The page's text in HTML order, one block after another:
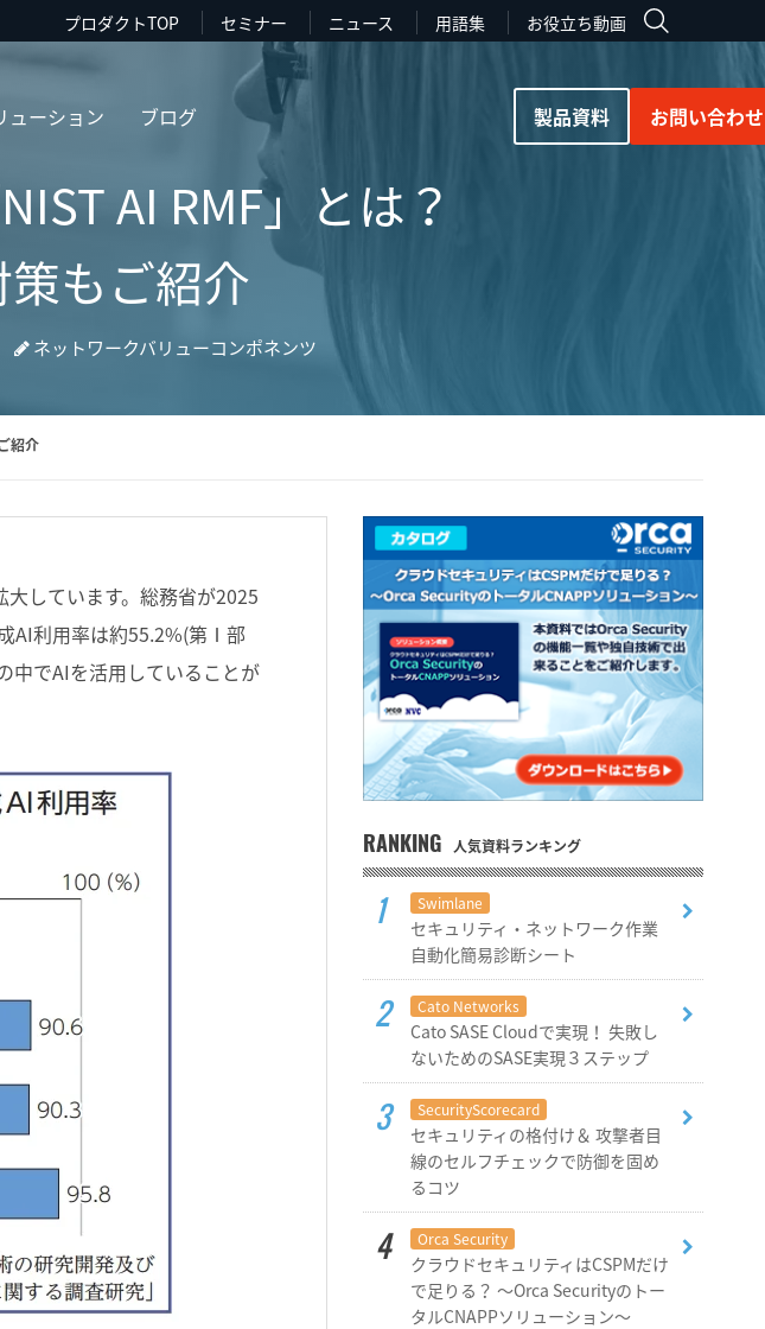
プロダクトTOP セミナー ニュース 用語集 お役立ち動画
ューション ブログ 製品資料 お問い合わせ
AI RMF」とは？
もご紹介
ネットワークバリューコンポネンツ
紹介
大しています。総務省が2025
AI利用率は約55.2%(第Ⅰ部
中でAIを活用していることが
RANKING 人気資料ランキング
Swimlane
セキュリティ・ネットワーク作業
自動化簡易診断シート
Cato Networks
Cato SASE Cloudで実現！ 失敗し
ないためのSASE実現３ステップ
SecurityScorecard
セキュリティの格付け＆ 攻撃者目
線のセルフチェックで防御を固め
るコツ
Orca Security
クラウドセキュリティはCSPMだけ
で足りる？ ～Orca Securityのトー
タルCNAPPソリューション～